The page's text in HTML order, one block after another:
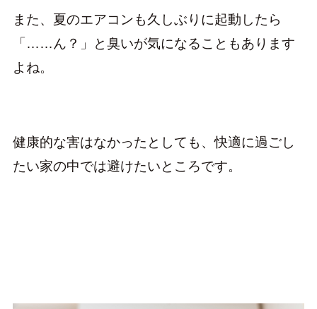
また、夏のエアコンも久しぶりに起動したら
「……ん？」と臭いが気になることもあります
よね。
健康的な害はなかったとしても、快適に過ごし
たい家の中では避けたいところです。